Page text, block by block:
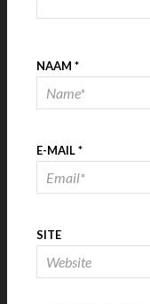
NAAM *
E-MAIL*
SITE